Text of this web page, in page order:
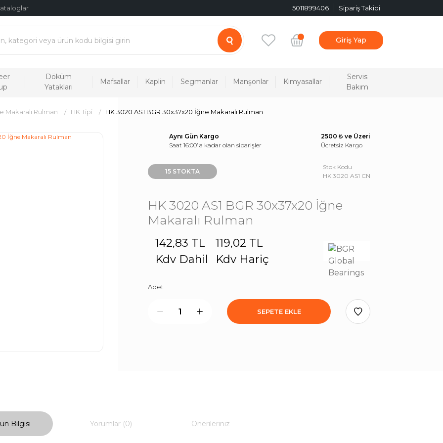
5011899406 Sipariş Takibi
Giriş Yap
Döküm
Yatakları
Mafsallar Kaplin Segmanlar Manşonlar Kimyasallar
Servis
Bakım
Makaralı Rulman HK Tipi HK 3020 AS1 BGR 30x37x20 İğne Makaralı Rulman
Aynı Gün Kargo
Saat 16:00’ a kadar olan siparişler
2500 ₺ ve Üzeri
Ücretsiz Kargo
15 STOKTA
Stok Kodu
HK 3020 AS1 CN
HK 3020 AS1 BGR 30x37x20 İğne
Makaralı Rulman
142,83 TL
Kdv Dahil
119,02 TL
Kdv Hariç
Adet
SEPETE EKLE
Bilgisi Yorumlar (0) Önerileriniz